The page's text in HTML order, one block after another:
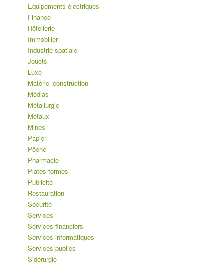
Equipements électriques
Finance
Hôtellerie
Immobilier
Industrie spatiale
Jouets
Luxe
Matériel construction
Médias
Métallurgie
Métaux
Mines
Papier
Pêche
Pharmacie
Plates-formes
Publicité
Restauration
Sécurité
Services
Services financiers
Services informatiques
Services publics
Sidérurgie